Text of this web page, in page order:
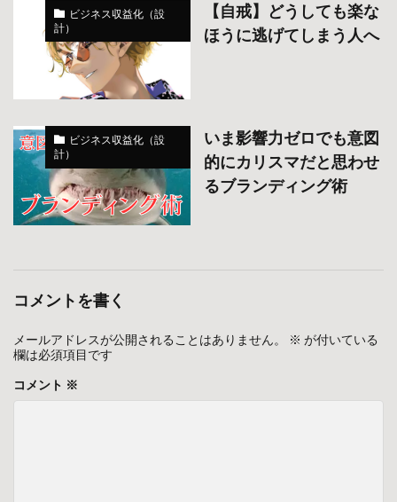
ビジネス収益化（設
計）
【自戒】どうしても楽な
ほうに逃げてしまう人へ
ビジネス収益化（設
計）
いま影響力ゼロでも意図
的にカリスマだと思わせ
るブランディング術
コメントを書く
メールアドレスが公開されることはありません。 ※ が付いている
欄は必須項目です
コメント ※